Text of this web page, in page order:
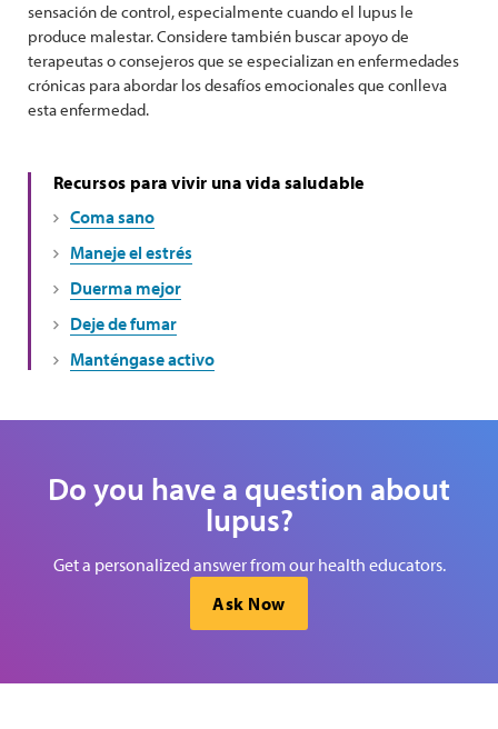
sensación de control, especialmente cuando el lupus le
produce malestar. Considere también buscar apoyo de
terapeutas o consejeros que se especializan en enfermedades
crónicas para abordar los desafíos emocionales que conlleva
esta enfermedad.
Recursos para vivir una vida saludable
Coma sano
Maneje el estrés
Duerma mejor
Deje de fumar
Manténgase activo
Do you have a question about
lupus?
Get a personalized answer from our health educators.
Ask Now